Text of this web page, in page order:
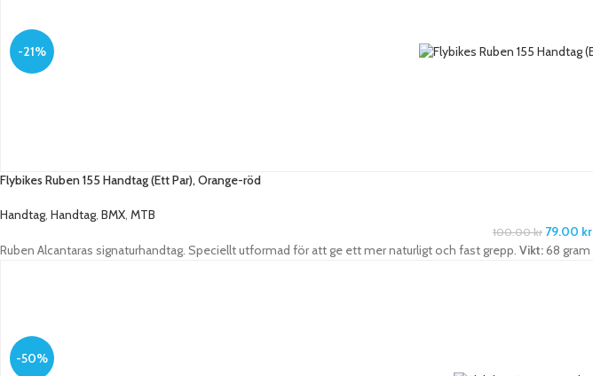
-21%
Flybikes Ruben 155 Handtag (Ett Par), Orange-röd
Handtag, Handtag, BMX, MTB
100.00kr 79.00 kr
Ruben Alcantaras signaturhandtag. Speciellt utformad för att ge ett mer naturligt och fast grepp. Vikt:68 gram
-50%